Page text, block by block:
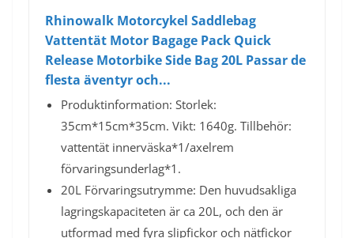
Rhinowalk Motorcykel Saddlebag
Vattentät Motor Bagage Pack Quick
Release Motorbike Side Bag 20L Passar de
flesta äventyr och...
Produktinformation: Storlek:
35cm*15cm*35cm. Vikt: 1640g. Tillbehör:
vattentät innerväska*1/axelrem
förvaringsunderlag*1.
20L Förvaringsutrymme: Den huvudsakliga
lagringskapaciteten är ca 20L, och den är
utformad med fyra slipfickor och nätfickor